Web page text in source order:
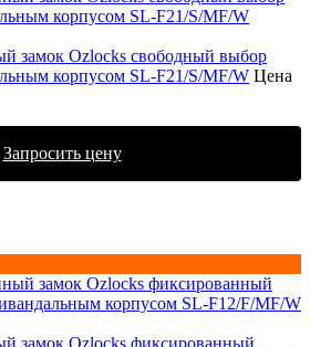
замок Ozlocks свободный выбор
корпусом SL-F21/S/MF/W Цена
Запросить цену
замок Ozlocks фиксированный